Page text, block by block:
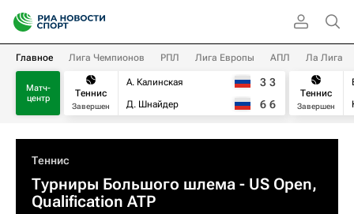
Главное Лига Чемпионов РПЛ Лига Европы АПЛ Ла Лига
Матч-
центр
Теннис
Завершен
А. Калинская
Д. Шнайдер
3 3
6 6
Теннис
Завершен
Теннис
Турниры Большого шлема - US Open,
Qualification ATP